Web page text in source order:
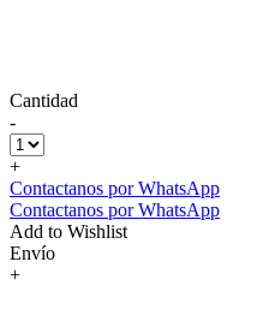
Cantidad
-
+
Contactanos por WhatsApp
Contactanos por WhatsApp
Add to Wishlist
Envío
+